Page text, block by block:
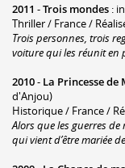
2011 -Trois mondes :
Thriller / France /
Trois personnes, trois
voiture qui les réunit en
2010- La Princesse
d'Anjou)
Historique / France /
Alors que les guerres
qui vient d’être mariée